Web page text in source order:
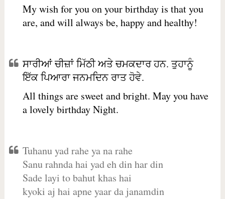
My wish for you on your birthday is that you
are, and will always be, happy and healthy!
ਸਾਰੀਆਂ ਚੀਜ਼ਾਂ ਮਿੱਠੀ ਅਤੇ ਚਮਕਦਾਰ ਹਨ. ਤੁਹਾਨੂੰ
ਇੱਕ ਪਿਆਰਾ ਜਨਮਦਿਨ ਰਾਤ ਹੋਵੇ.
All things are sweet and bright. May you have
a lovely birthday Night.
Tuhanu yad rahe ya na rahe
Sanu rahnda hai yad eh din har din
Sade layi to bahut khas hai
kyoki aj hai apne yaar da janamdin